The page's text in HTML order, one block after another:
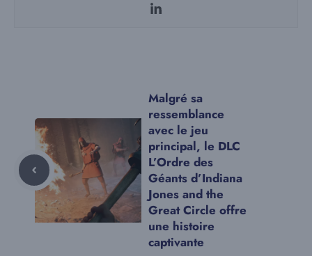
Malgré sa
ressemblance
avec le jeu
principal, le DLC
L’Ordre des
Géants d’Indiana
Jones and the
Great Circle offre
une histoire
captivante